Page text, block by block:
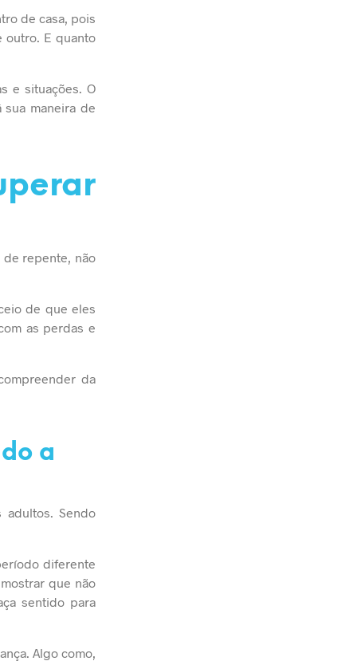
de casa, pois
outro. E quanto
e situações. O
maneira de
repente, não
de que eles
as perdas e
da
a
Sendo
diferente
que não
sentido para
Algo como,